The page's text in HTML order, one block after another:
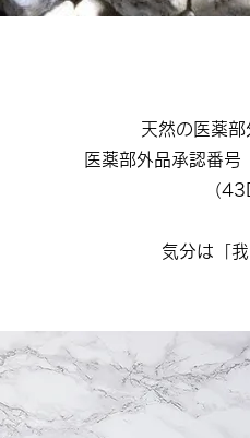
天然の医薬部
医薬部外品承認
（
気分は「​